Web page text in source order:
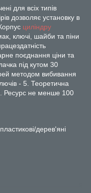
для всіх типів
дозволяє установку в
циліндру
ключі, шайби та піни
поєднання ціни та
під кутом 30
методом вибивання
- 5. Теоретична
Ресурс не менше 100
дерев'яні